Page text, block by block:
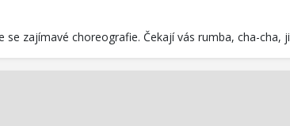
zajímavé choreografie. Čekají vás rumba, cha-cha,